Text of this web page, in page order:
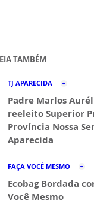
TAMBÉM
TJ APARECIDA
Padre Marlos
reeleito Superior
Província Nossa
Aparecida
FAÇA VOCÊ MESMO
Ecobag Bordada
Você Mesmo